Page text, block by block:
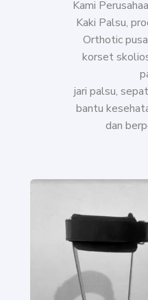
Kami
Kaki Palsu,
Orthotic
korset
jari palsu,
bantu
dan